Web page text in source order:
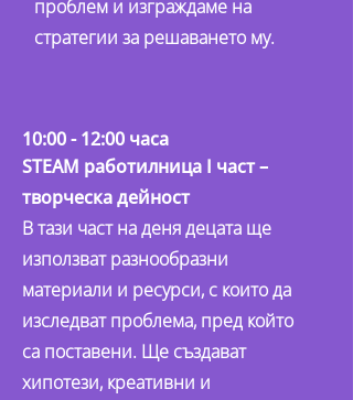
проблем и изграждаме на
стратегии за решаването му.
10:00 - 12:00 часа
STEAM работилница I част –
творческа дейност
В тази част на деня децата ще
използват разнообразни
материали и ресурси, с които да
изследват проблема, пред който
са поставени. Ще създават
хипотези, креативни и